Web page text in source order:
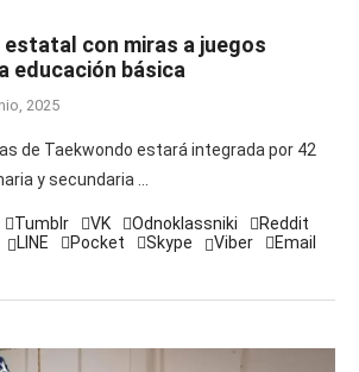
estatal con miras a juegos
educación básica
2025
de Taekwondo estará integrada por 42
y secundaria …
Tumblr VK Odnoklassniki
Reddit
LINE Pocket Skype Viber Email